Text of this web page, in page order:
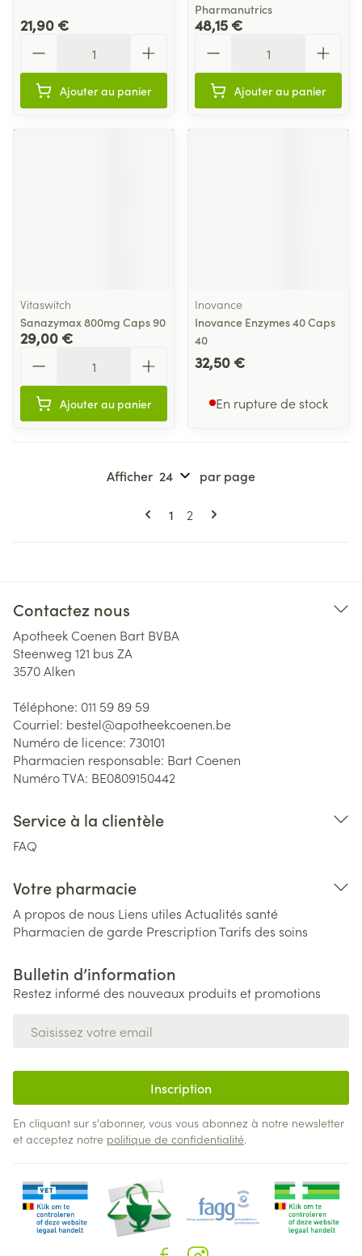
21,90 €
Ajouter au panier
Pharmanutrics
48,15 €
Ajouter au panier
Vitaswitch
Sanazymax 800mg Caps 90
29,00 €
Ajouter au panier
Inovance
Inovance Enzymes 40 Caps
40
32,50 €
En rupture de stock
Pages
Vous lisez actuellement la page
1 Page
2
Afficher par page
Contactez nous
Apotheek Coenen Bart BVBA
Steenweg 121 bus ZA
3570Alken
Téléphone: 011 59 89 59
Courriel: bestel@apotheekcoenen.be
Numéro de licence: 730101
Pharmacien responsable: Bart Coenen
Numéro TVA: BE0809150442
Service à la clientèle
FAQ
Votre pharmacie
A propos de nous Liens utiles Actualités santé
Pharmacien de garde PrescriptionTarifs des soins
Bulletin d’information
Restez informé des nouveaux produits et promotions
Inscription
En cliquant sur s'abonner, vous vous abonnez à notre newsletter
et acceptez notre politique de confidentialité.